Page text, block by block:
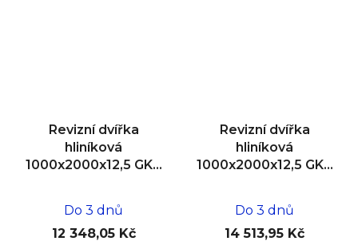
Revizní dvířka
hliníková
1000x2000x12,5 GKB
Do 3 dnů
12 348,05 Kč
Revizní dvířka
hliníková
1000x2000x12,5 GKB
Do 3 dnů
14 513,95 Kč